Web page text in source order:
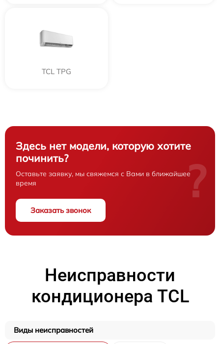
TCL TPG
Здесь нет модели, которую хотите
починить?
Оставьте заявку, мы свяжемся с Вами в ближайшее
время
Заказать звонок
?
Неисправности
кондиционера TCL
Виды неисправностей